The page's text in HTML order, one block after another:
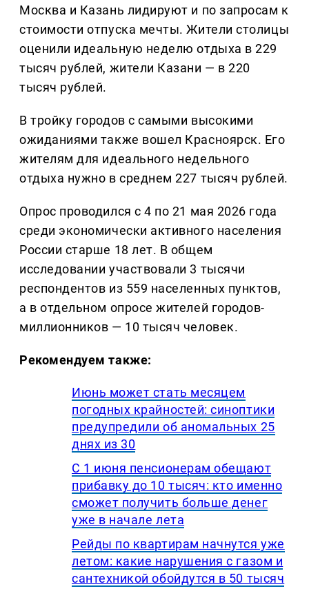
Москва и Казань лидируют и по запросам к
стоимости отпуска мечты. Жители столицы
оценили идеальную неделю отдыха в 229
тысяч рублей, жители Казани — в 220
тысяч рублей.
В тройку городов с самыми высокими
ожиданиями также вошел Красноярск. Его
жителям для идеального недельного
отдыха нужно в среднем 227 тысяч рублей.
Опрос проводился с 4 по 21 мая 2026 года
среди экономически активного населения
России старше 18 лет. В общем
исследовании участвовали 3 тысячи
респондентов из 559 населенных пунктов,
а в отдельном опросе жителей городов-
миллионников — 10 тысяч человек.
Рекомендуем также:
Июнь может стать месяцем
погодных крайностей: синоптики
предупредили об аномальных 25
днях из 30
С 1 июня пенсионерам обещают
прибавку до 10 тысяч: кто именно
сможет получить больше денег
уже в начале лета
Рейды по квартирам начнутся уже
летом: какие нарушения с газом и
сантехникой обойдутся в 50 тысяч